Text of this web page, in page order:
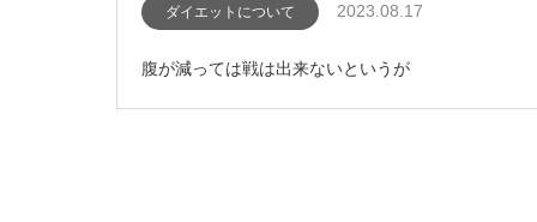
ダイエットについて 2023.08.17
腹が減っては戦は出来ないというが